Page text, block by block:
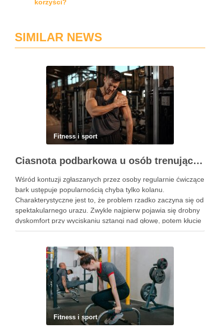
korzyści?
SIMILAR NEWS
Fitness i sport
Ciasnota podbarkowa u osób trenujących – kiedy bark przestaje wybaczać błędy na siłowni
Wśród kontuzji zgłaszanych przez osoby regularnie ćwiczące
bark ustępuje popularnością chyba tylko kolanu.
Charakterystyczne jest to, że problem rzadko zaczyna się od
spektakularnego urazu. Zwykle najpierw pojawia się drobny
dyskomfort przy wyciskaniu sztangi nad głowę, potem kłucie
przy zakładaniu koszulki, a po kilku tygodniach ból budzi w
Fitness i sport